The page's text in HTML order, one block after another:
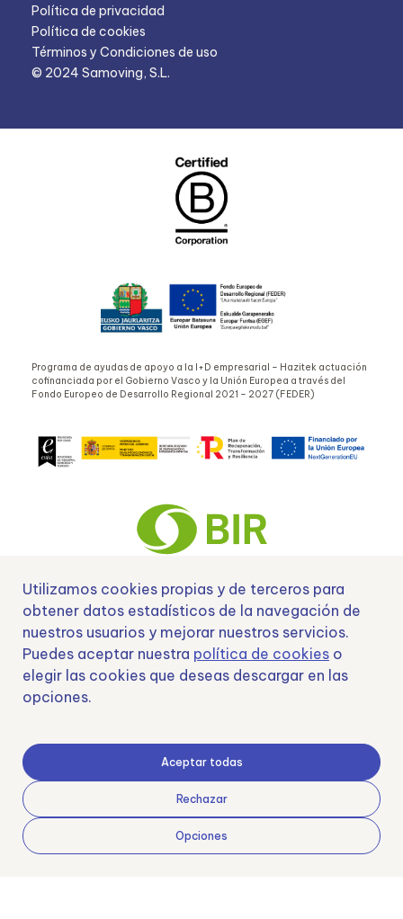
Política de privacidad
Política de cookies
Términos y Condiciones de uso
© 2024 Samoving, S.L.
Programa de ayudas de apoyo a la I+D empresarial – Hazitek actuación
cofinanciada por el Gobierno Vasco y la Unión Europea a través del
Fondo Europeo de Desarrollo Regional 2021 – 2027 (FEDER)
Nº EXP 00152378 / SNEO-20222129 Financiado por la Unión Europea –
NextGenerationEU y apoyado por el CDTI.
apoyo es contribuir al desarrollo internacional de la empresa y de su entorno.
Fondo Europeo de Desarrollo Regional
Utilizamos cookies propias y de terceros para
obtener datos estadísticos de la navegación de
nuestros usuarios y mejorar nuestros servicios.
Puedes aceptar nuestra política de cookies o
elegir las cookies que deseas descargar en las
opciones.
Aceptar todas
Rechazar
Opciones